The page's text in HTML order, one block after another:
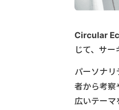
Circular
じて、サ
パーソナリ
者から考察
広いテーマ